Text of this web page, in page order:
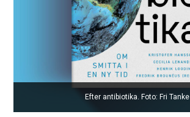
Efter antibiotika. Foto: Fri Tanke